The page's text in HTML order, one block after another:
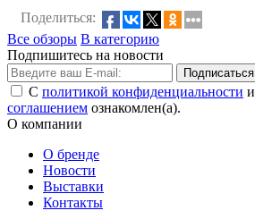
Поделиться:
Все обзоры В категорию
Подпишитесь на новости
Подписаться
С политикой конфиденциальности и
соглашением ознакомлен(а).
О компании
О бренде
Новости
Выставки
Контакты